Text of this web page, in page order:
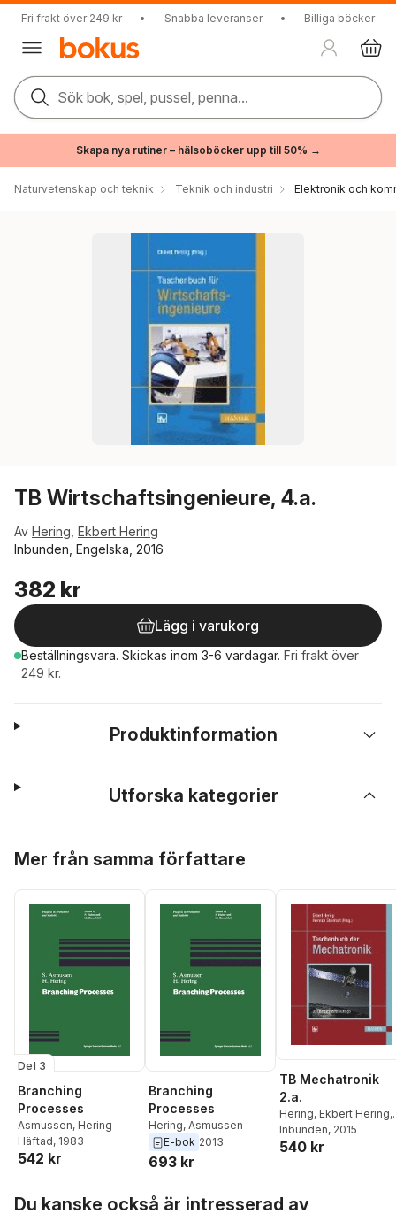
Fri frakt över 249 kr • Snabba leveranser • Billiga böcker
Sök bok, spel, pussel, penna...
Skapa nya rutiner – hälsoböcker upp till 50% →
Naturvetenskap och teknik Teknik och industri Elektronik och
TB Wirtschaftsingenieure, 4.a.
Av Hering Ekbert Hering
Inbunden, Engelska, 2016
382 kr
Lägg i varukorg
Beställningsvara. Skickas inom 3-6 vardagar. Fri frakt över
249 kr.
Produktinformation
Utforska kategorier
Mer från samma författare
Del 3
Branching
Processes
Asmussen, Hering
Häftad, 1983
542 kr
Branching
Processes
Hering, Asmussen
E-bok 2013
693 kr
TB Mechatronik
2.a.
Hering, Ekbert Hering,
Heinrich Steinhart
Inbunden, 2015
540 kr
Du kanske också är intresserad av